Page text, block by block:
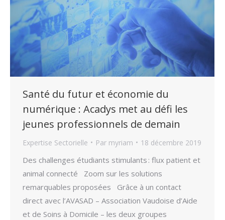
Santé du futur et économie du
numérique : Acadys met au défi les
jeunes professionnels de demain
Expertise Sectorielle Par myriam 18 décembre 2019
Des challenges étudiants stimulants : flux patient et
animal connecté Zoom sur les solutions
remarquables proposées Grâce à un contact
direct avec l’AVASAD – Association Vaudoise d’Aide
et de Soins à Domicile – les deux groupes